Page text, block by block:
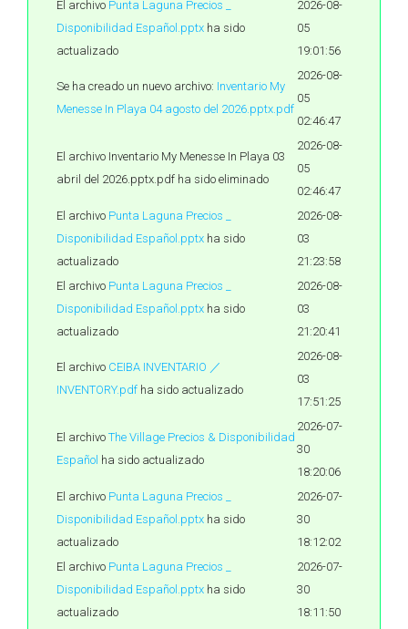
El archivo Punta Laguna Precios _
Disponibilidad Español.pptx ha sido
actualizado
2026-08-
05
19:01:56
Se ha creado un nuevo archivo: Inventario My
Menesse In Playa 04 agosto del 2026.pptx.pdf
2026-08-
05
02:46:47
El archivo Inventario My Menesse In Playa 03
abril del 2026.pptx.pdf ha sido eliminado
2026-08-
05
02:46:47
El archivo Punta Laguna Precios _
Disponibilidad Español.pptx ha sido
actualizado
2026-08-
03
21:23:58
El archivo Punta Laguna Precios _
Disponibilidad Español.pptx ha sido
actualizado
2026-08-
03
21:20:41
El archivo CEIBA INVENTARIO ／
INVENTORY.pdf ha sido actualizado
2026-08-
03
17:51:25
El archivo The Village Precios & Disponibilidad
Español ha sido actualizado
2026-07-
30
18:20:06
El archivo Punta Laguna Precios _
Disponibilidad Español.pptx ha sido
actualizado
2026-07-
30
18:12:02
El archivo Punta Laguna Precios _
Disponibilidad Español.pptx ha sido
actualizado
2026-07-
30
18:11:50